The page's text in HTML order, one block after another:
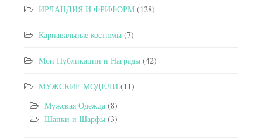
ИРЛАНДИЯ И ФРИФОРМ (128)
Карнавальные костюмы (7)
Мои Публикации и Награды (42)
МУЖСКИЕ МОДЕЛИ (11)
Мужская Одежда (8)
Шапки и Шарфы (3)